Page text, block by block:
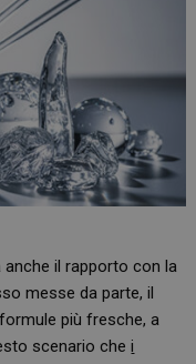
il rapporto con la
messe da parte, il
più fresche, a
scenario chei